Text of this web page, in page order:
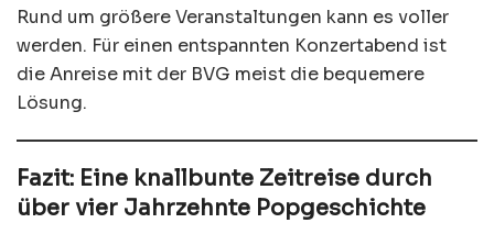
Rund um größere Veranstaltungen kann es voller
werden. Für einen entspannten Konzertabend ist
die Anreise mit der BVG meist die bequemere
Lösung.
Fazit: Eine knallbunte Zeitreise durch
über vier Jahrzehnte Popgeschichte